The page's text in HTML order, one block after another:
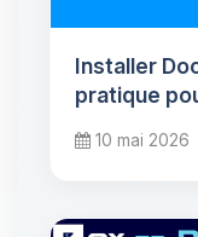
Installer
pratique
10 mai 2026